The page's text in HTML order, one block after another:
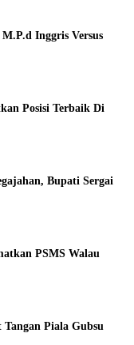
Inggris Versus
Posisi Terbaik Di
Bupati Sergai
PSMS Walau
Piala Gubsu